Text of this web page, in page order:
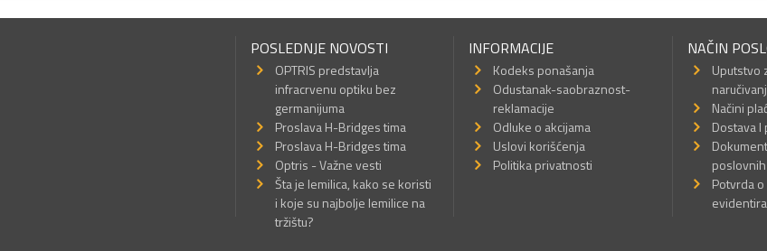
POSLEDNJE NOVOSTI
OPTRIS predstavlja
infracrvenu optiku bez
germanijuma
Proslava H-Bridges tima
Proslava H-Bridges tima
Optris - Važne vesti
Šta je lemilica, kako se koristi
i koje su najbolje lemilice na
tržištu?
INFORMACIJE
Kodeks ponašanja
Odustanak-saobraznost-
reklamacije
Odluke o akcijama
Uslovi korišćenja
Politika privatnosti
NAČIN
Uputstvo
Načini
Dostava
Potvrda